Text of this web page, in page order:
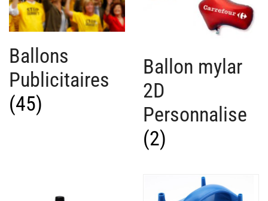
Ballons
Publicitaires
(45)
Ballon mylar
2D
Personnalise
(2)